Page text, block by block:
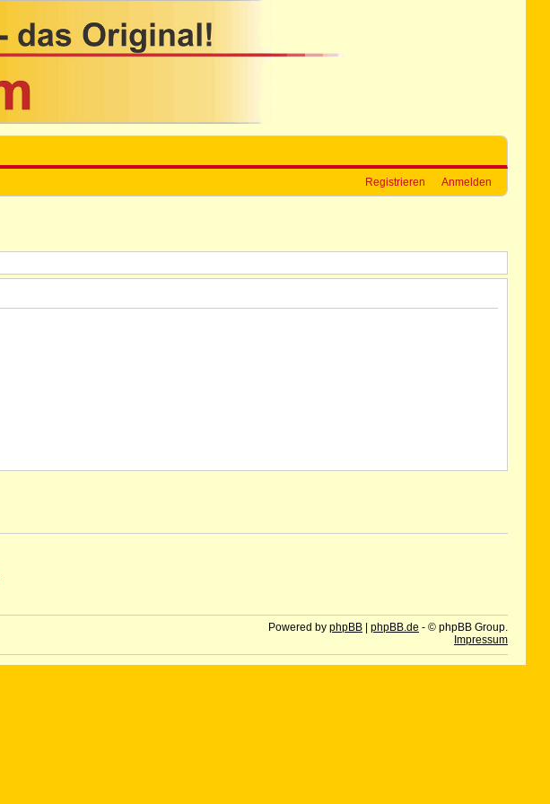
Registrieren Anmelden
Powered by phpBB| phpBB.de - © phpBB Group.
Impressum